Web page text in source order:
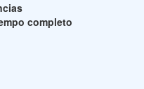
completo